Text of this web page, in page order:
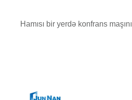
Hamısı bir yerdə konfrans maşını